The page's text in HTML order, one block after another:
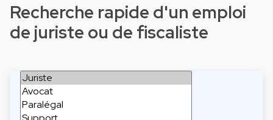
Recherche rapide d'un emploi
de juriste ou de fiscaliste